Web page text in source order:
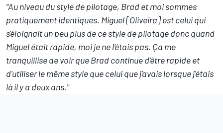
"Au niveau du style de pilotage, Brad et moi sommes
pratiquement identiques. Miguel [Oliveira] est celui qui
s'éloignait un peu plus de ce style de pilotage donc quand
Miguel était rapide, moi je ne l'étais pas. Ça me
tranquillise de voir que Brad continue d'être rapide et
d'utiliser le même style que celui que j'avais lorsque j'étais
là il y a deux ans."